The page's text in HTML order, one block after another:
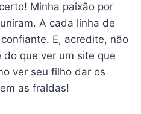
Minha paixão por
A cada linha de
E, acredite, não
que ver um site que
ver seu filho dar os
as fraldas!